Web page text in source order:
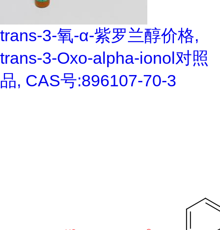
trans-3-氧-α-紫罗兰醇价格,
trans-3-Oxo-alpha-ionol对照
品, CAS号:896107-70-3